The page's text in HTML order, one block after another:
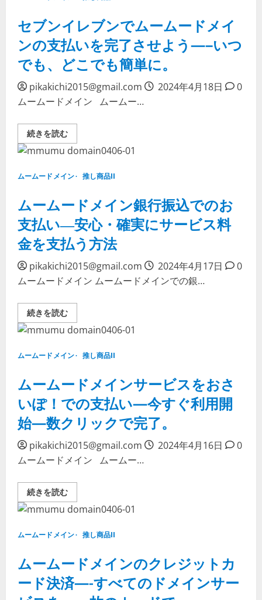
軽
さ
重
視！
に
つ
い
て
詳
し
く
む
イ
、
ロ
ー
ソ
ン
で
ら
ら
く
支
に
つ
い
て
く
読
セブンイレブンでムームードメイ
ンの支払いを完了させよう—–いつ
でも、どこでも簡単に。
pikakichi2015@gmail.com 2024年4月18日
0
ムームードメイン ムームー…
続きを読むセ
ブ
ン
イ
ブ
ン
ー
ー
ド
メ
イ
の
支
払
完
了
さ
せ
—–
い
も、
こ
で
も
簡
に。
に
つ
詳
し
く
読
ムームードメイン 推し商品II
ムームードメイン銀行振込でのお
支払い―安心・確実にサービス料
金を支払う方法
pikakichi2015@gmail.com 2024年4月17日
0
ムームードメイン ムームードメインでの銀…
続きを読むム
ー
ム
ー
メ
イ
行
込
で
の
お
払
い
―
確
実
に
サ
ス
料
支
払
う
方
ムームードメイン 推し商品II
ムームードメインサービスをおさ
いぽ！での支払い—今すぐ利用開
始—数クリックで完了。
pikakichi2015@gmail.com 2024年4月16日
0
ムームードメイン ムームー…
続きを読むム
ー
ム
ー
メ
イ
ー
ビ
ス
を
ムームードメイン 推し商品II
ムームードメインのクレジットカ
ード決済—-すべてのドメインサー